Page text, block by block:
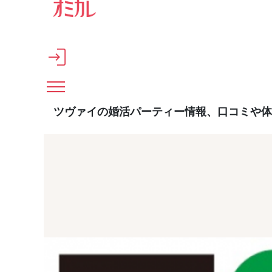
メインコンテンツへスキップ
ツヴァイの婚活パーティー情報、口コミや